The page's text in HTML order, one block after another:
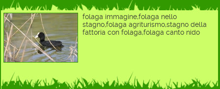
folaga immagine,folaga nello
stagno,folaga agriturismo,stagno della
fattoria con folaga,folaga canto nido